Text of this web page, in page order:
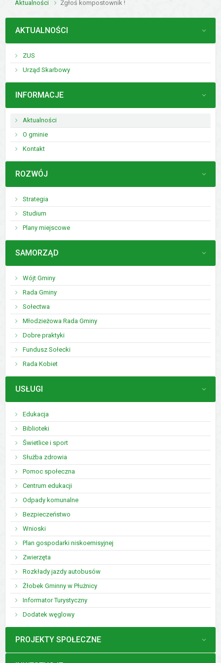
Aktualności
Zgłoś kompostownik !
MENU
AKTUALNOŚCI
ZUS
Urząd Skarbowy
MENU
INFORMACJE
Aktualności
O gminie
Kontakt
MENU
ROZWÓJ
Strategia
Studium
Plany miejscowe
MENU
SAMORZĄD
Wójt Gminy
Rada Gminy
Sołectwa
Młodzieżowa Rada Gminy
Dobre praktyki
Fundusz Sołecki
Rada Kobiet
MENU
USŁUGI
Edukacja
Biblioteki
Świetlice i sport
Służba zdrowia
Pomoc społeczna
Centrum edukacji
Odpady komunalne
Bezpieczeństwo
Wnioski
Plan gospodarki niskoemisyjnej
Zwierzęta
Rozkłady jazdy autobusów
Żłobek Gminny w Płużnicy
Informator Turystyczny
Dodatek węglowy
MENU
PROJEKTY SPOŁECZNE